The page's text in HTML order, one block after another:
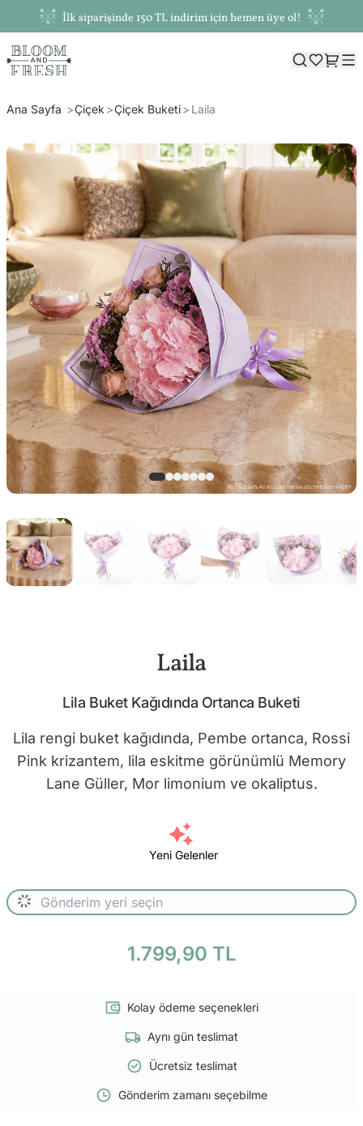
İlk siparişinde 150 TL indirim için hemen üye ol!
Ana Sayfa Çiçek Çiçek Buketi Laila
Laila
Lila Buket Kağıdında Ortanca Buketi
Lila rengi buket kağıdında, Pembe ortanca, Rossi
Pink krizantem, lila eskitme görünümlü Memory
Lane Güller, Mor limonium ve okaliptus.
Yeni Gelenler
1.799,90 TL
Kolay ödeme seçenekleri
Aynı gün teslimat
Ücretsiz teslimat
Gönderim zamanı seçebilme